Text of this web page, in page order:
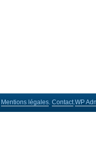
Mentions légales. Contact.WP